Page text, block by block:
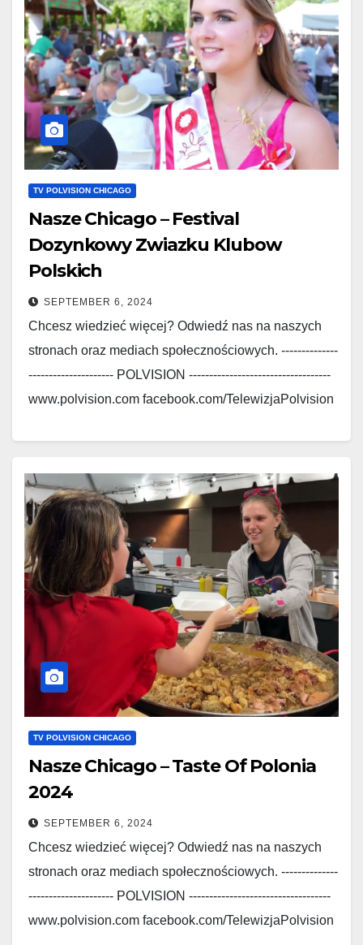
TV POLVISION CHICAGO
Nasze Chicago – Festival
Dozynkowy Zwiazku Klubow
Polskich
SEPTEMBER 6, 2024
Chcesz wiedzieć więcej? Odwiedź nas na naszych
stronach oraz mediach społecznościowych. --------------
--------------------- POLVISION -----------------------------------
www.polvision.com facebook.com/TelewizjaPolvision
TV POLVISION CHICAGO
Nasze Chicago – Taste Of Polonia
2024
SEPTEMBER 6, 2024
Chcesz wiedzieć więcej? Odwiedź nas na naszych
stronach oraz mediach społecznościowych. --------------
--------------------- POLVISION -----------------------------------
www.polvision.com facebook.com/TelewizjaPolvision